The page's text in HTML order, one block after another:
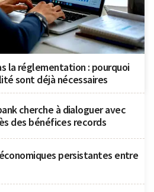
la réglementation : pourquoi
sont déjà nécessaires
cherche à dialoguer avec
des bénéfices records
persistantes entre